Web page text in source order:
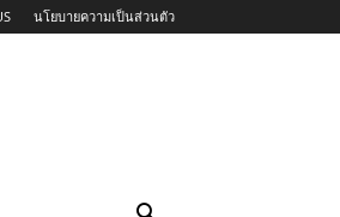
นโยบายความเป็นส่วนตัว